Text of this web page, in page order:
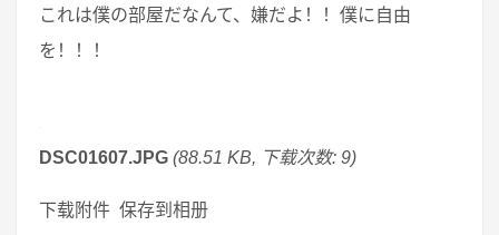
これは僕の部屋だなんて、嫌だよ！！僕に自由
を！！！
DSC01607.JPG (88.51 KB, 下载次数: 9)
下载附件 保存到相册